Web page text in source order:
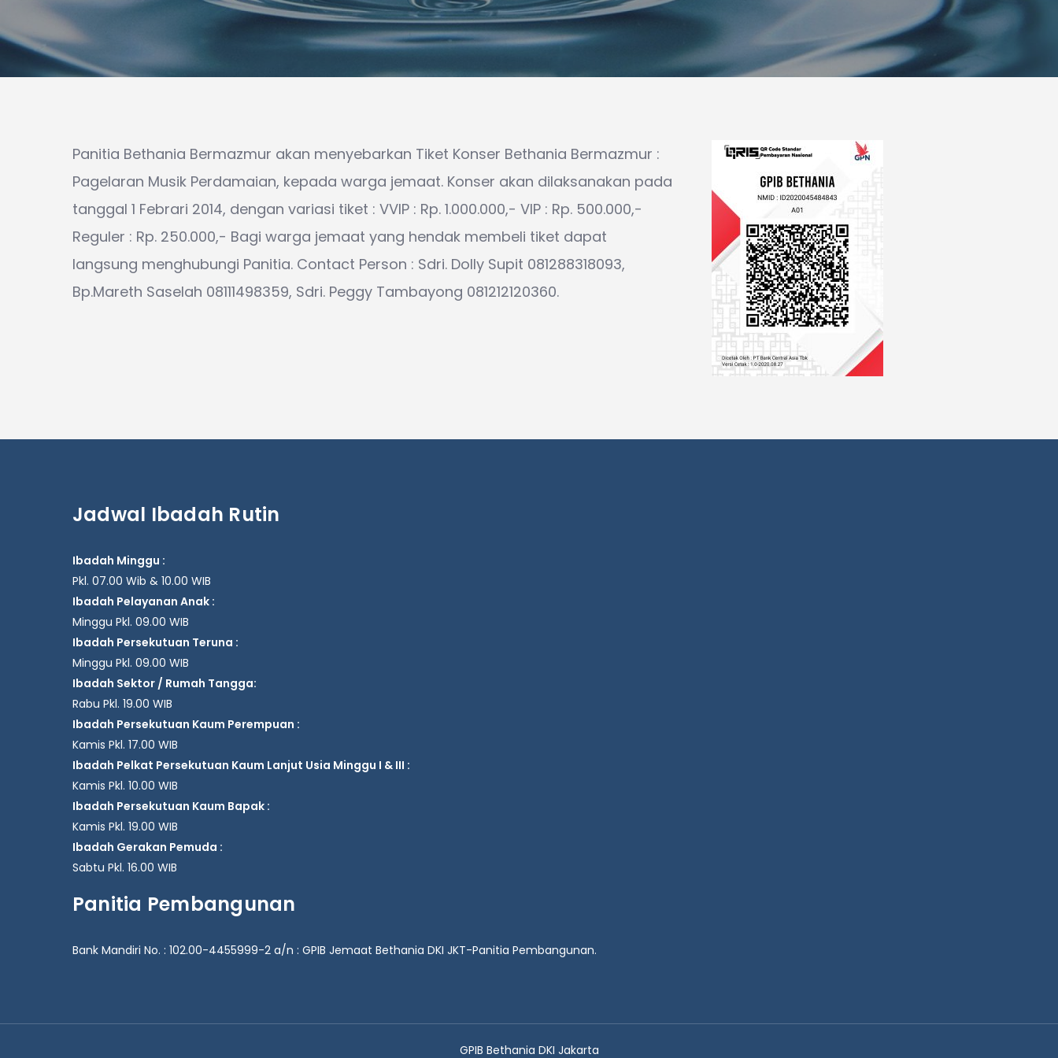
Panitia Bethania Bermazmur akan menyebarkan Tiket Konser Bethania Bermazmur :
Pagelaran Musik Perdamaian, kepada warga jemaat. Konser akan dilaksanakan pada
tanggal 1 Febrari 2014, dengan variasi tiket : VVIP : Rp. 1.000.000,- VIP : Rp. 500.000,-
Reguler : Rp. 250.000,- Bagi warga jemaat yang hendak membeli tiket dapat
langsung menghubungi Panitia. Contact Person : Sdri. Dolly Supit 081288318093,
Bp.Mareth Saselah 08111498359, Sdri. Peggy Tambayong 081212120360.
Jadwal Ibadah Rutin
Ibadah Minggu :
Pkl. 07.00 Wib & 10.00 WIB
Ibadah Pelayanan Anak :
Minggu Pkl. 09.00 WIB
Ibadah Persekutuan Teruna :
Minggu Pkl. 09.00 WIB
Ibadah Sektor / Rumah Tangga:
Rabu Pkl. 19.00 WIB
Ibadah Persekutuan Kaum Perempuan :
Kamis Pkl. 17.00 WIB
Ibadah Pelkat Persekutuan Kaum Lanjut Usia Minggu I & III :
Kamis Pkl. 10.00 WIB
Ibadah Persekutuan Kaum Bapak :
Kamis Pkl. 19.00 WIB
Ibadah Gerakan Pemuda :
Sabtu Pkl. 16.00 WIB
Panitia Pembangunan
Bank Mandiri No. : 102.00-4455999-2 a/n : GPIB Jemaat Bethania DKI JKT-Panitia Pembangunan.
GPIB Bethania DKI Jakarta